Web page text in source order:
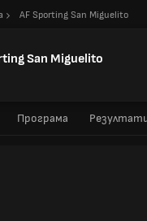
AF Sporting San Miguelito
San Miguelito
Програма